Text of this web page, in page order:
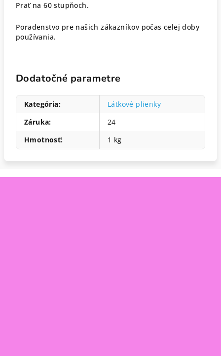
Prať na 60 stupňoch.
Poradenstvo pre našich zákazníkov počas celej doby
používania.
Dodatočné parametre
Kategória:
Látkové plienky
Záruka:
24
Hmotnosť: 1 kg